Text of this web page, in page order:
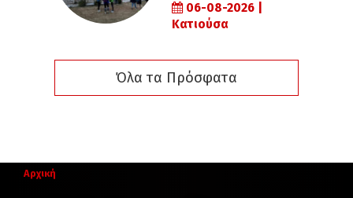
06-08-2026 |
Κατιούσα
Όλα τα Πρόσφατα
Αρχική